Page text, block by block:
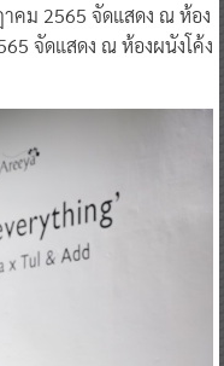
คม 2565 จัดแสดง ณ ห้อง
จัดแสดง ณ ห้องผนังโค้ง